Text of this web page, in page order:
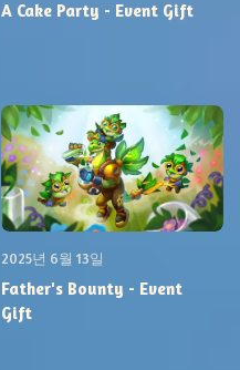
A Cake Party - Event Gift
2025년 6월 13일
Father's Bounty - Event
Gift